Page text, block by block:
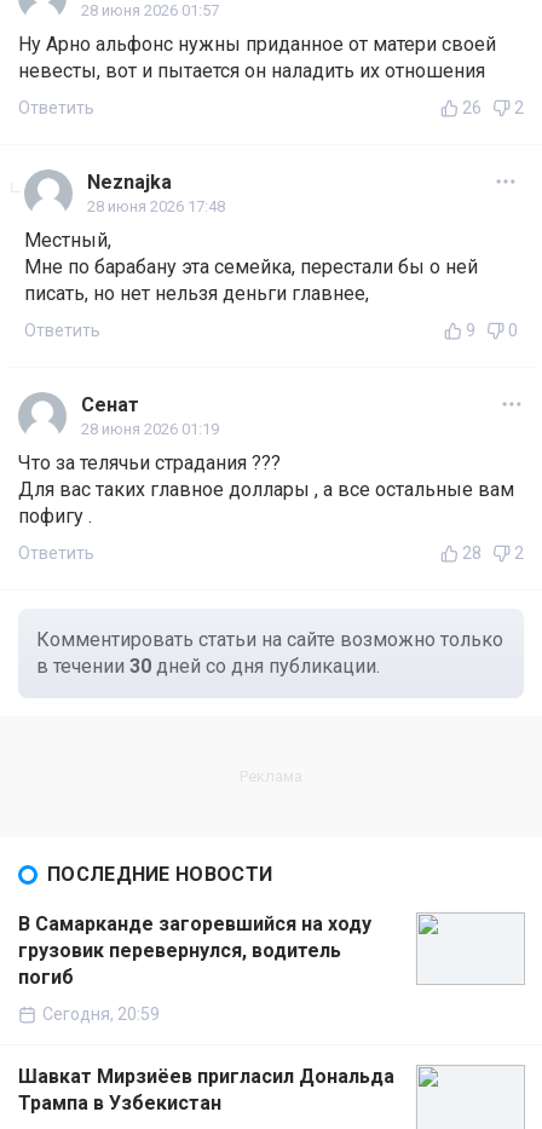
28 июня 2026 01:57
Ну Арно альфонс нужны приданное от матери своей
невесты, вот и пытается он наладить их отношения
Ответить 26 2
Neznajka
28 июня 2026 17:48
Местный,
Мне по барабану эта семейка, перестали бы о ней
писать, но нет нельзя деньги главнее,
Ответить 9 0
Сенат
28 июня 2026 01:19
Что за телячьи страдания ???
Для вас таких главное доллары , а все остальные вам
пофигу .
Ответить 28 2
Комментировать статьи на сайте возможно только
в течении 30 дней со дня публикации.
ПОСЛЕДНИЕ НОВОСТИ
В Самарканде загоревшийся на ходу
грузовик перевернулся, водитель
погиб
Сегодня, 20:59
Шавкат Мирзиёев пригласил Дональда
Трампа в Узбекистан